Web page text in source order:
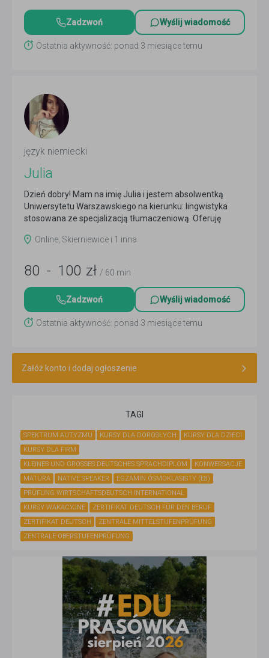
Zadzwoń Wyślij wiadomość
Ostatnia aktywność: ponad 3 miesiące temu
język niemiecki
Julia
Dzień dobry! Mam na imię Julia i jestem absolwentką
Uniwersytetu Warszawskiego na kierunku: lingwistyka
stosowana ze specjalizacją tłumaczeniową. Oferuję
Online, Skierniewice i 1 inna
80 - 100 zł / 60 min
Zadzwoń Wyślij wiadomość
Ostatnia aktywność: ponad 3 miesiące temu
Załóż konto i dodaj ogłoszenie
TAGI
SPEKTRUM AUTYZMU KURSY DLA DOROSŁYCH
KURSY DLA DZIECI
KURSY DLA FIRM
KLEINES UND GROSSES DEUTSCHES SPRACHDIPLOM
KONWERSACJE
MATURA
NATIVE SPEAKER
EGZAMIN ÓSMOKLASISTY (E8)
PRÜFUNG WIRTSCHAFTSDEUTSCH INTERNATIONAL
KURSY WAKACYJNE
ZERTIFIKAT DEUTSCH FÜR DEN BERUF
ZERTIFIKAT DEUTSCH
ZENTRALE MITTELSTUFENPRÜFUNG
ZENTRALE OBERSTUFENPRÜFUNG